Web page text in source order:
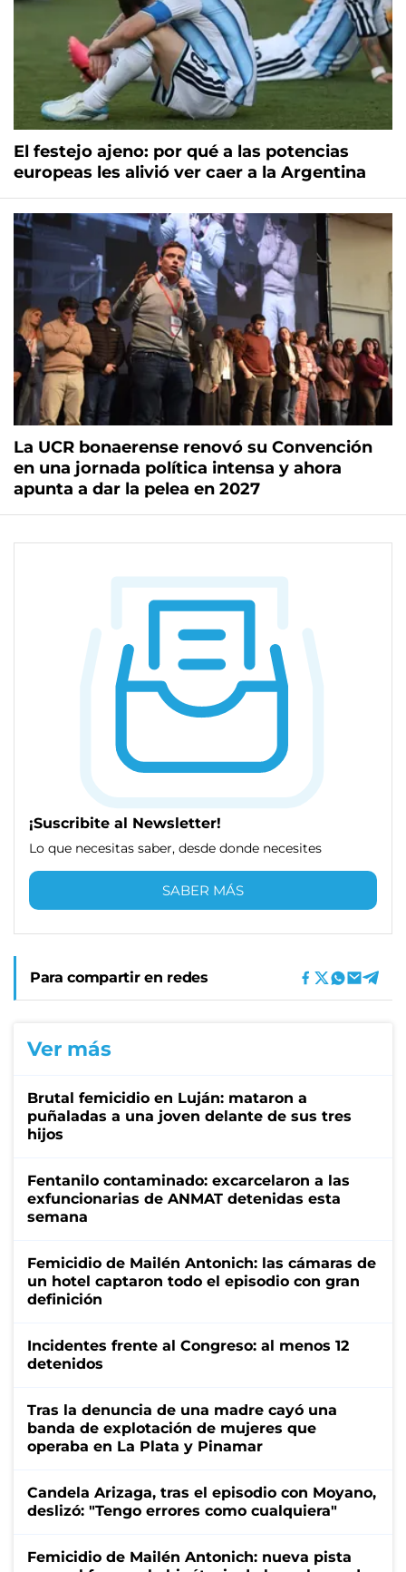
El festejo ajeno: por qué a las potencias
europeas les alivió ver caer a la Argentina
La UCR bonaerense renovó su Convención
en una jornada política intensa y ahora
apunta a dar la pelea en 2027
¡Suscribite al Newsletter!
Lo que necesitas saber, desde donde necesites
SABER MÁS
Para compartir en redes
Ver más
Brutal femicidio en Luján: mataron a
puñaladas a una joven delante de sus tres
hijos
Fentanilo contaminado: excarcelaron a las
exfuncionarias de ANMAT detenidas esta
semana
Femicidio de Mailén Antonich: las cámaras de
un hotel captaron todo el episodio con gran
definición
Incidentes frente al Congreso: al menos 12
detenidos
Tras la denuncia de una madre cayó una
banda de explotación de mujeres que
operaba en La Plata y Pinamar
Candela Arizaga, tras el episodio con Moyano,
deslizó: "Tengo errores como cualquiera"
Femicidio de Mailén Antonich: nueva pista